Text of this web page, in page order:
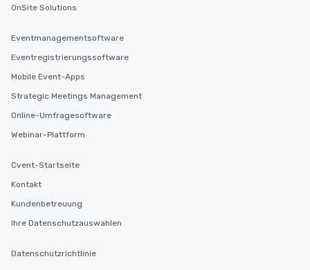
choice for any corporate group event.
a tour is stress-free and allows you to
enjoy the company of your guests
knowing that everything is taken care
of from the moment the tour is
booked to the minute it concludes.
have nothing to worry about. Just
date any dietary restrictions and food
allergies for anyone in your group.
group members never have to worry
restaurant or being shown to a less
OnSite Solutions
Eventmanagementsoftware
Eventregistrierungssoftware
Mobile Event-Apps
Strategic Meetings Management
Online-Umfragesoftware
Webinar-Plattform
Cvent-Startseite
Kontakt
Kundenbetreuung
Ihre Datenschutzauswahlen
Datenschutzrichtlinie